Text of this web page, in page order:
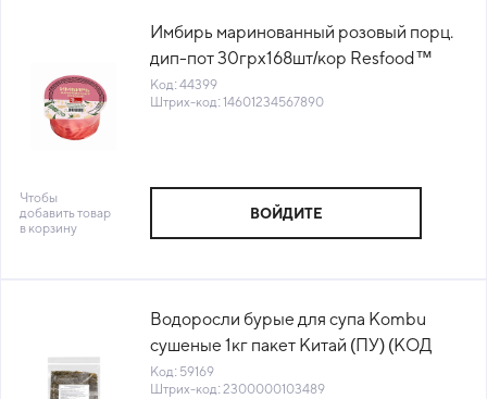
Имбирь маринованный розовый порц.
дип-пот 30грх168шт/кор Resfood™
Фудматик (КОР) (КОД 44399) (+18°С)
Код: 44399
Штрих-код: 14601234567890
Чтобы
добавить товар
в корзину
ВОЙДИТЕ
Водоросли бурые для супа Kombu
сушеные 1кг пакет Китай (ПУ) (КОД
59169) (+18°С)
Код: 59169
Штрих-код: 2300000103489